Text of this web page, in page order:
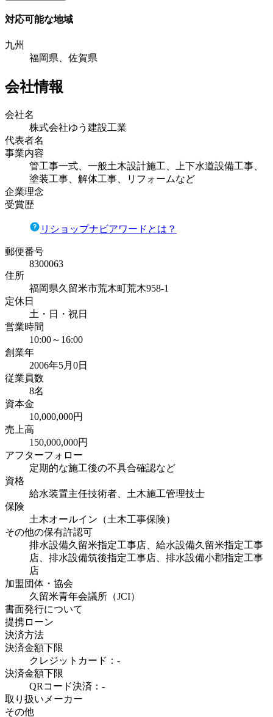
対応可能な地域
九州
福岡県、佐賀県
会社情報
会社名
株式会社ゆう建設工業
代表者名
事業内容
管工事一式、一般土木設計施工、上下水道設備工事、
塗装工事、解体工事、リフォームなど
企業理念
受賞歴
リショップナビアワードとは？
郵便番号
8300063
住所
福岡県久留米市荒木町荒木958-1
定休日
土・日・祝日
営業時間
10:00～16:00
創業年
2006年5月0日
従業員数
8名
資本金
10,000,000円
売上高
150,000,000円
アフターフォロー
定期的な施工後の不具合確認など
資格
給水装置主任技術者、土木施工管理技士
保険
土木オールイン（土木工事保険）
その他の保有許認可
排水設備久留米指定工事店、給水設備久留米指定工事
店、排水設備筑後指定工事店、排水設備小郡指定工事
店
加盟団体・協会
久留米青年会議所（JCI）
書面発行について
提携ローン
決済方法
決済金額下限
クレジットカード：-
決済金額下限
QRコード決済：-
取り扱いメーカー
その他